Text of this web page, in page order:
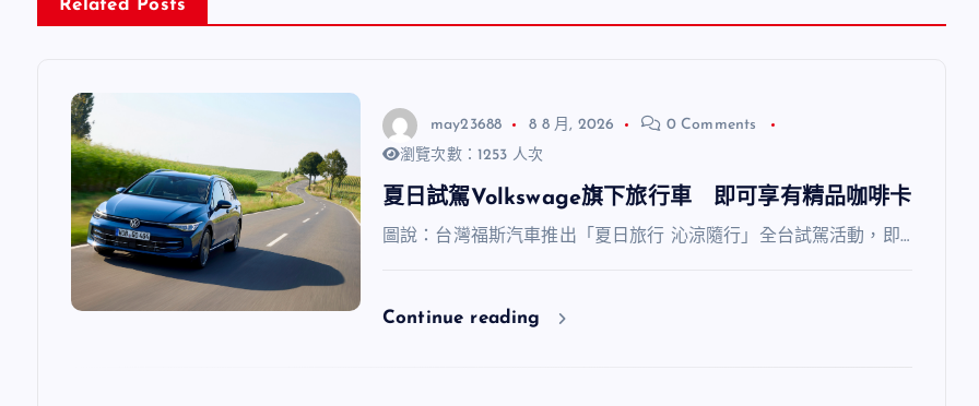
Related Posts
may23688 8 8 月, 2026
0 Comments
瀏覽次數：1253 人次
夏日試駕Volkswage旗下旅行車 即可享有精品咖啡卡
圖說：台灣福斯汽車推出「夏日旅行 沁涼隨行」全台試駕活動，即…
Continue reading